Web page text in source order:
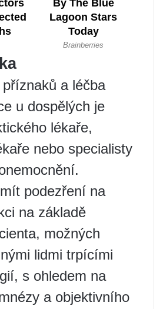
a léčba
u dospělých je
lékaře,
nebo specialisty
podezření na
na základě
možných
lidmi trpícími
s ohledem na
a objektivního